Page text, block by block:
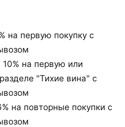
на первую покупку с
на первую или
"Тихие вина" с
на повторные покупки с